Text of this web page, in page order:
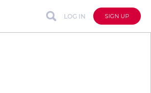
LOG IN SIGN UP